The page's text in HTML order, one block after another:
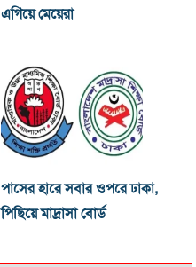
এগিয়ে মেয়েরা
পাসের হারে সবার ওপরে ঢাকা,
পিছিয়ে মাদ্রাসা বোর্ড